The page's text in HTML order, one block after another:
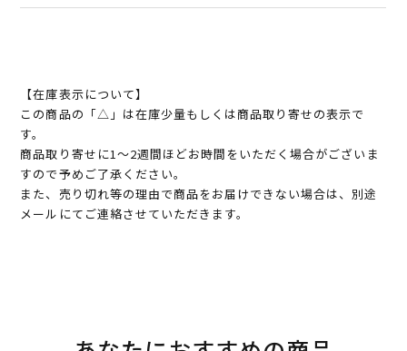
【在庫表示について】
この商品の「△」は在庫少量もしくは商品取り寄せの表示で
す。
商品取り寄せに1～2週間ほどお時間をいただく場合がございま
すので予めご了承ください。
また、売り切れ等の理由で商品をお届けできない場合は、別途
メールにてご連絡させていただきます。